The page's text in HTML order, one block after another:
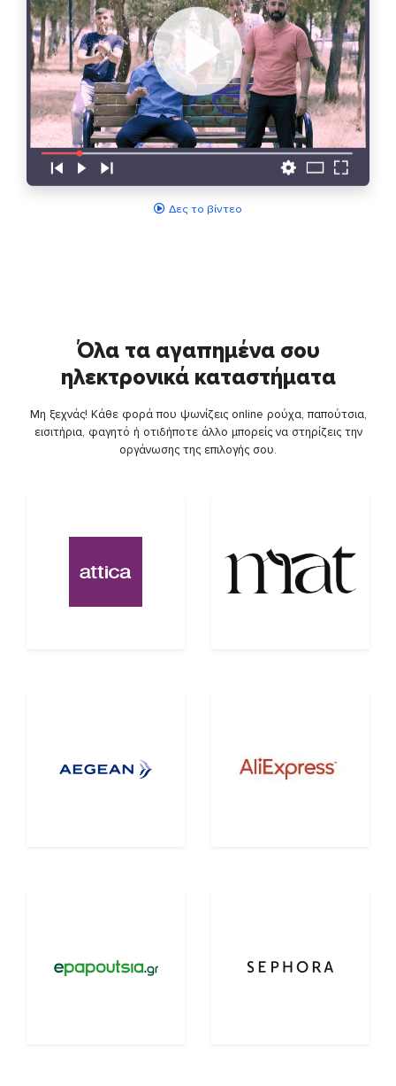
Δες το βίντεο
Όλα τα αγαπημένα σου
ηλεκτρονικά καταστήματα
Μη ξεχνάς! Κάθε φορά που ψωνίζεις online ρούχα, παπούτσια,
εισιτήρια, φαγητό ή οτιδήποτε άλλο μπορείς να στηρίζεις την
οργάνωσης της επιλογής σου.